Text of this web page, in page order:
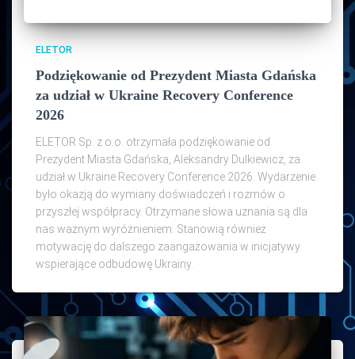
ELETOR
Podziękowanie od Prezydent Miasta Gdańska
za udział w Ukraine Recovery Conference
2026
ELETOR Sp. z o.o. otrzymała podziękowanie od
Prezydent Miasta Gdańska, Aleksandry Dulkiewicz, za
udział w Ukraine Recovery Conference 2026. Wydarzenie
było okazją do wymiany doświadczeń i rozmów o
przyszłej współpracy. Otrzymane słowa uznania są dla
nas ważnym wyróżnieniem. Stanowią również
motywację do dalszego zaangażowania w inicjatywy
wspierające odbudowę Ukrainy.